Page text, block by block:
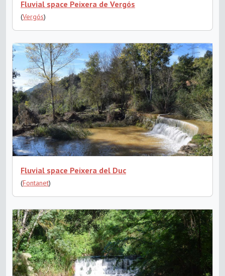
Fluvial space Peixera de Vergós
(Vergós)
Fluvial space Peixera del Duc
(Fontanet)